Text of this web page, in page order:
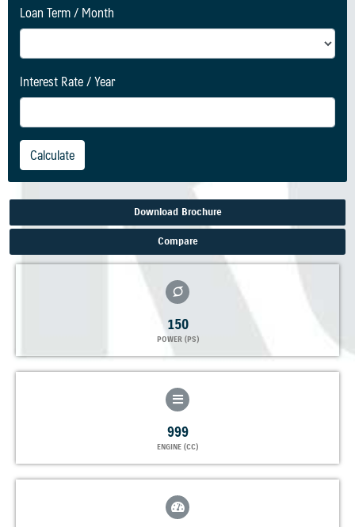
Loan Term / Month
Interest Rate / Year
Calculate
Download Brochure
Compare
150
POWER (PS)
999
ENGINE (CC)